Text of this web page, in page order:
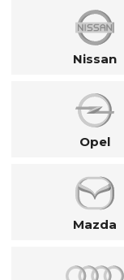
Nissan
Opel
Mazda